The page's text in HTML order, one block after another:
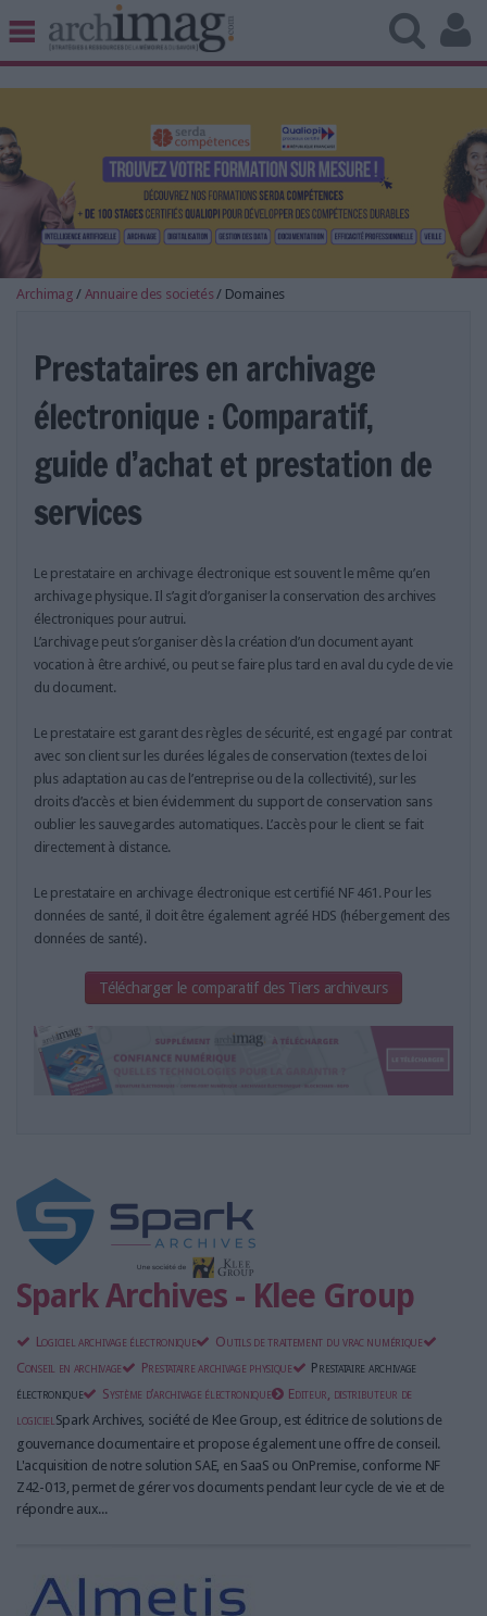
BIBLIOTHÈQUE ÉDITION
UNIVERS DATA
TRAVAIL COLLABORATIF
VIE NUMÉRIQUE
NUMÉRIQUE RESPONSABLE
LES DOSSIERS
LES NEWSLETTERS
LE MAGAZINE
LES BASES DE DONNÉES
L'AGENDA
L'ANNUAIRE DES ACTEURS
LES LIVRES BLANCS
NOS OFFRES D'ABONNEMENTS
Archimag / Annuaire des societés / Domaines
Prestataires en archivage
électronique : Comparatif,
guide d’achat et prestation de
services
Le prestataire en archivage électronique est souvent le même qu’en
archivage physique. Il s’agit d’organiser la conservation des archives
électroniques pour autrui.
L’archivage peut s’organiser dès la création d’un document ayant
vocation à être archivé, ou peut se faire plus tard en aval du cycle de vie
du document.
Le prestataire est garant des règles de sécurité, est engagé par contrat
avec son client sur les durées légales de conservation (textes de loi
plus adaptation au cas de l’entreprise ou de la collectivité), sur les
droits d’accès et bien évidemment du support de conservation sans
oublier les sauvegardes automatiques. L’accès pour le client se fait
directement à distance.
Le prestataire en archivage électronique est certifié NF 461. Pour les
données de santé, il doit être également agréé HDS (hébergement des
données de santé).
Télécharger le comparatif des Tiers archiveurs
Spark Archives - Klee Group
Logiciel archivage électronique
Outils de traitement du vrac numérique
Conseil en archivage
Prestataire archivage physique
Prestataire archivage
électronique
Système d’archivage électronique
Editeur, distributeur de
logicielSpark Archives, société de Klee Group, est éditrice de solutions de
gouvernance documentaire et propose également une offre de conseil.
L'acquisition de notre solution SAE, en SaaS ou OnPremise, conforme NF
Z42-013, permet de gérer vos documents pendant leur cycle de vie et de
répondre aux...